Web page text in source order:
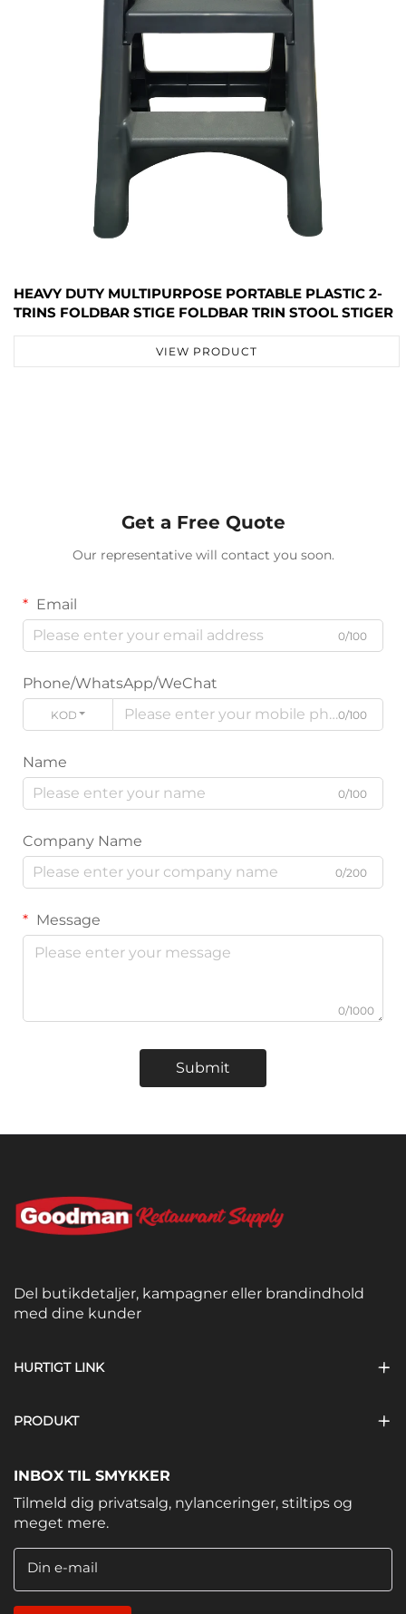
HEAVY DUTY MULTIPURPOSE PORTABLE PLASTIC 2-
TRINS FOLDBAR STIGE FOLDBAR TRIN STOOL STIGER
VIEW PRODUCT
Get a Free Quote
Our representative will contact you soon.
Email
0/100
Phone/WhatsApp/WeChat
KODE 0/100
Name
0/100
Company Name
0/200
Message
0/1000
Submit
Del butikdetaljer, kampagner eller brandindhold
med dine kunder
HURTIGT LINK
PRODUKT
INBOX TIL SMYKKER
Tilmeld dig privatsalg, nylanceringer, stiltips og
meget mere.
Din e-mail